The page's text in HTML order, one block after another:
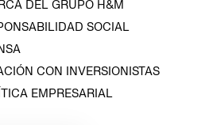
DEL GRUPO H&M
SOCIAL
CON INVERSIONISTAS
EMPRESARIAL